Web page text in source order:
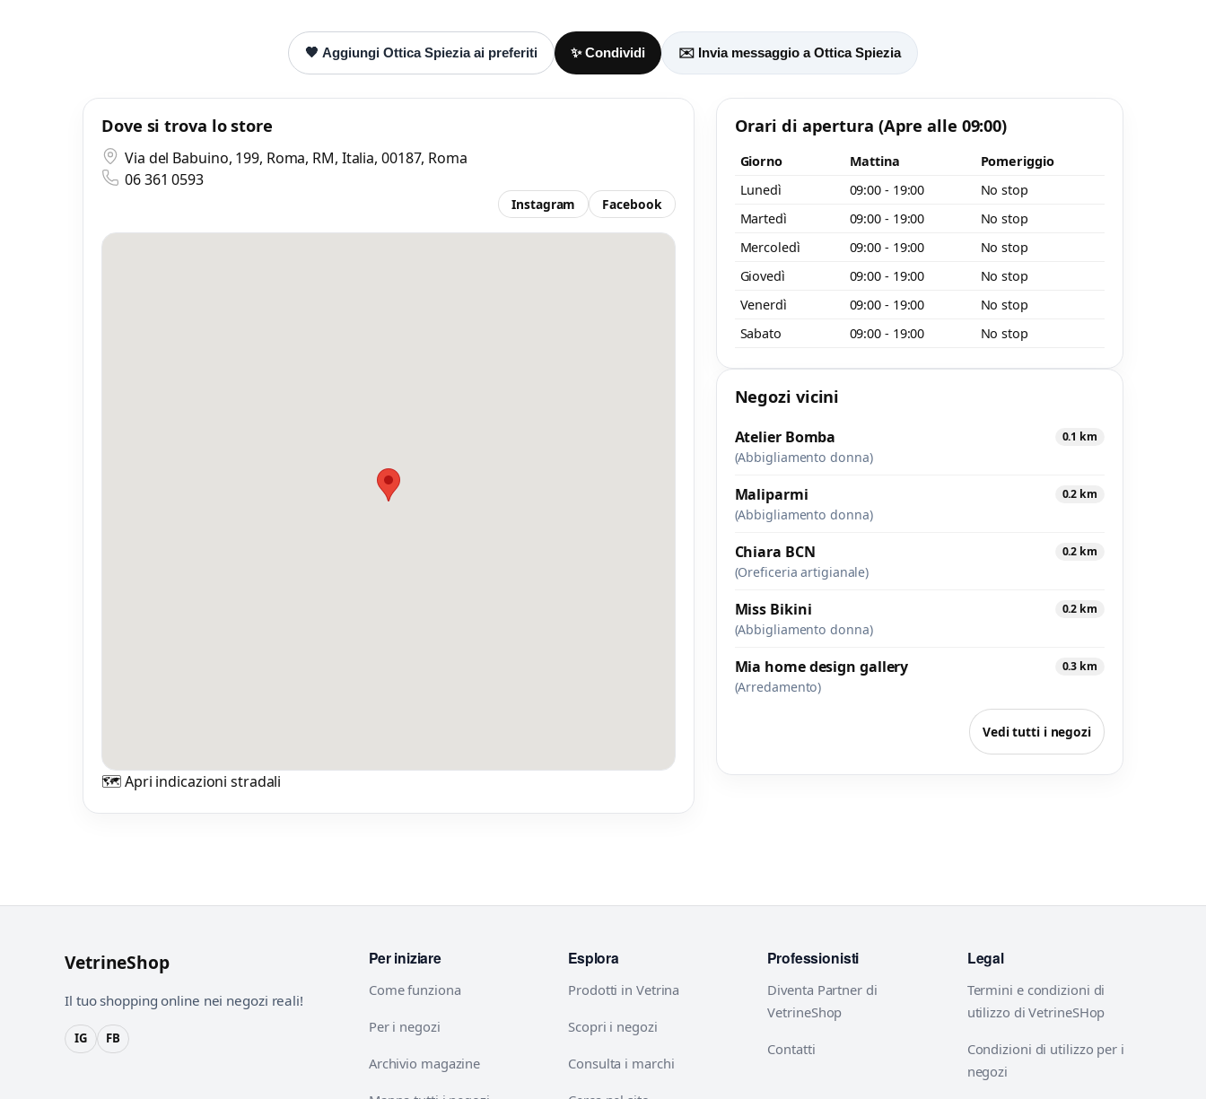
🖤 Aggiungi Ottica Spiezia ai preferiti ✨ Condividi ✉️ Invia messaggio a Ottica Spiezia
Dove si trova lo store
Via del Babuino, 199, Roma, RM, Italia, 00187, Roma
06 361 0593
Instagram Facebook
🗺️ Apri indicazioni stradali
Orari di apertura (Apre alle 09:00)
Giorno Mattina
Pomeriggio
Lunedì
09:00 - 19:00
No stop
Martedì
09:00 - 19:00
No stop
Mercoledì
09:00 - 19:00
No stop
Giovedì
09:00 - 19:00
No stop
Venerdì
09:00 - 19:00
No stop
Sabato
09:00 - 19:00 No stop
Negozi vicini
Atelier Bomba 0.1 km
(Abbigliamento donna)
Maliparmi 0.2 km
(Abbigliamento donna)
Chiara BCN 0.2 km
(Oreficeria artigianale)
Miss Bikini 0.2 km
(Abbigliamento donna)
Mia home design gallery 0.3 km
(Arredamento)
Vedi tutti i negozi
Scrivi almeno 20 caratteri, così il negozio potrà capire meglio la tua richiesta.
Accetto l’informativa privacy
Minimo 20 caratteri
VetrineShop
Il tuo shopping online nei negozi reali!
IG FB
Per iniziare
Come funziona
Per i negozi
Archivio magazine
Esplora
Prodotti in Vetrina
Scopri i negozi
Consulta i marchi
Professionisti
Diventa Partner di
VetrineShop
Contatti
Legal
Termini e condizioni di
utilizzo di VetrineSHop
Condizioni di utilizzo per i
negozi